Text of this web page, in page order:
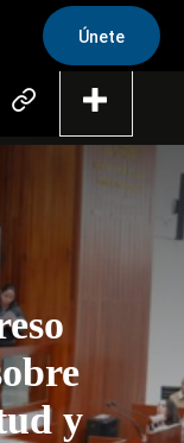
Únete
y